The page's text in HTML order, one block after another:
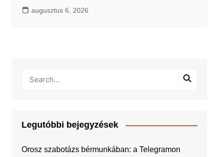
augusztus 6, 2026
Legutóbbi bejegyzések
Orosz szabotázs bérmunkában: a Telegramon